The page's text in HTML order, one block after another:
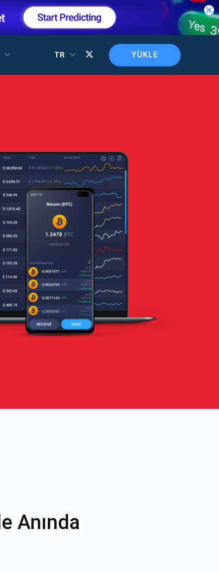
TR YÜKLE
Anında